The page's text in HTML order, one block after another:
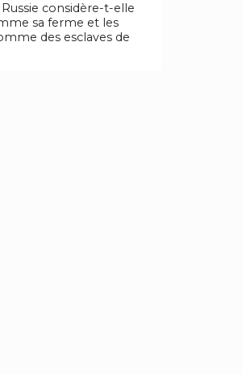
considère-t-elle
sa ferme et les
des esclaves de